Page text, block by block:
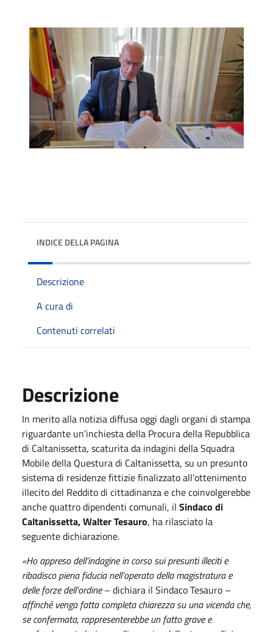
INDICE DELLA PAGINA
Descrizione
A cura di
Contenuti correlati
Descrizione
In merito alla notizia diffusa oggi dagli organi di stampa
riguardante un’inchiesta della Procura della Repubblica
di Caltanissetta, scaturita da indagini della Squadra
Mobile della Questura di Caltanissetta, su un presunto
sistema di residenze fittizie finalizzato all’ottenimento
illecito del Reddito di cittadinanza e che coinvolgerebbe
anche quattro dipendenti comunali, il Sindaco di
Caltanissetta, Walter Tesauro, ha rilasciato la
seguente dichiarazione.
«Ho appreso dell’indagine in corso sui presunti illeciti e
ribadisco piena fiducia nell’operato della magistratura e
delle forze dell’ordine– dichiara il Sindaco Tesauro –
affinché venga fatta completa chiarezza su una vicenda che,
se confermata, rappresenterebbe un fatto grave e